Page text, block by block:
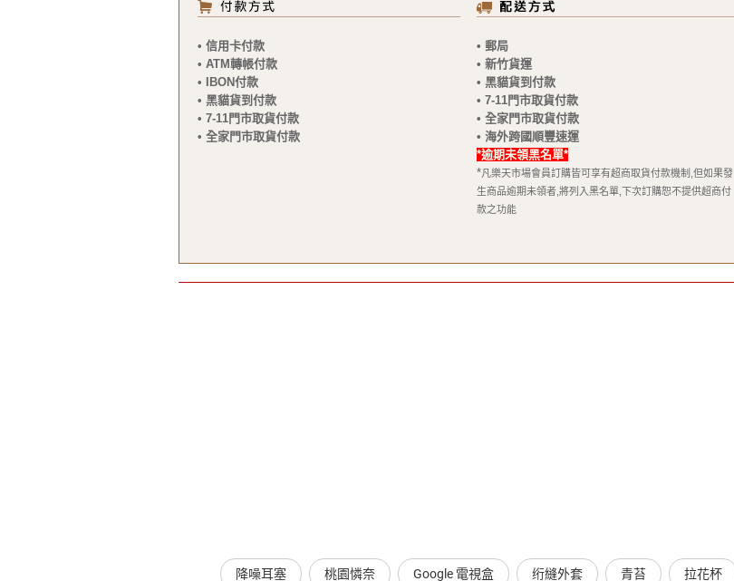
• 信用卡付款
• ATM轉帳付款
• IBON付款
• 黑貓貨到付款
• 7-11門市取貨付款
• 全家門市取貨付款
• 郵局
• 新竹貨運
• 黑貓貨到付款
• 7-11門市取貨付款
• 全家門市取貨付款
• 海外跨國順豐速運
*逾期未領黑名單*
*凡樂天市場會員訂購皆可享有超商取貨付款機制,但如果發
生商品逾期未領者,將列入黑名單,下次訂購恕不提供超商付
款之功能
降噪耳塞 桃園憐奈 Google 電視盒 绗縫外套 青苔 拉花杯